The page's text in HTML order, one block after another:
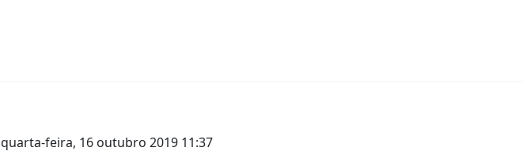
quarta-feira, 16 outubro 2019 11:37